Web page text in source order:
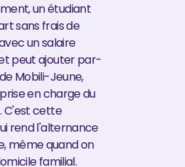
un étudiant
sans frais de
un salaire
peut ajouter par-
Mobili-Jeune,
en charge du
C'est cette
rend l'alternance
même quand on
familial.